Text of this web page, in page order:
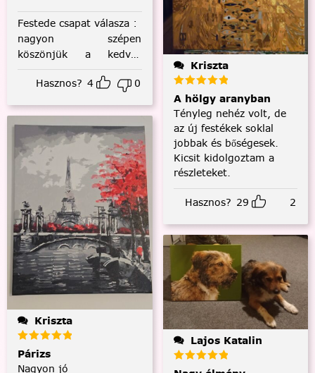
Festede csapat válasza :
nagyon szépen
köszönjük a kedves
visszajelzést! :)
Hasznos? 4 0
Kriszta
Párizs
Nagyon jó
Kriszta
A hölgy aranyban
Tényleg nehéz volt, de
az új festékek soklal
jobbak és bőségesek.
Kicsit kidolgoztam a
részleteket.
Hasznos? 29 2
Lajos Katalin